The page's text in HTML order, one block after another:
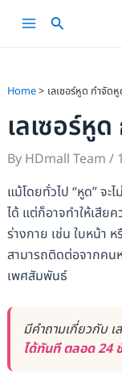
Main
Home เลเซอร์หูด กำจัด
เลเซอร์หู
By HDmall Team /
แม้โดยทั่วไป “หูด” จะ
ได้ แต่ก็อาจทำให้เสีย
ร่างกาย เช่น ใบหน้า
สามารถติดต่อจากคน
เพศสัมพันธ์
มีคำถามเกี่ยวกับ เ
ได้ทันที ตลอด 24